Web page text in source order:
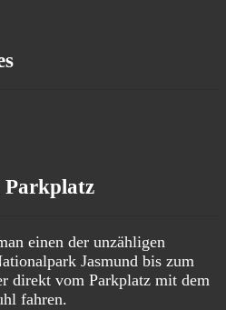
Parkplatz
einen der unzähligen
Jasmund bis zum
direkt vom Parkplatz mit dem
fahren.